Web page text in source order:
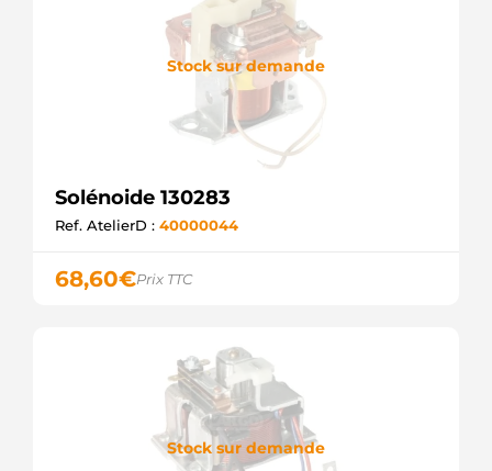
Stock sur demande
Solénoide 130283
Ref. AtelierD : 40000044
68,60€Prix TTC
Stock sur demande